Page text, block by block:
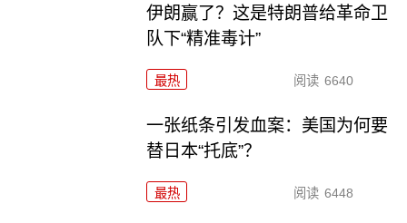
伊朗赢了？这是特朗普给革命卫
队下“精准毒计”
最热 阅读 6640
一张纸条引发血案：美国为何要
替日本“托底”？
最热 阅读 6448